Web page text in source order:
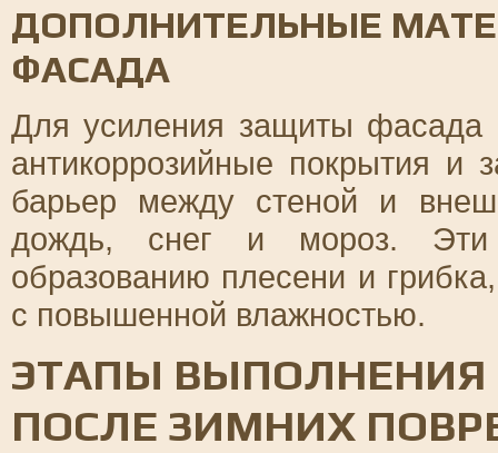
ДОПОЛНИТЕЛЬНЫЕ
ФАСАДА
Для усиления защиты фасада
антикоррозийные покрытия и
барьер между стеной и
дождь, снег и мороз. Эти
образованию плесени и
с повышенной влажностью.
ЭТАПЫ ВЫПОЛНЕНИЯ
ПОСЛЕ ЗИМНИХ